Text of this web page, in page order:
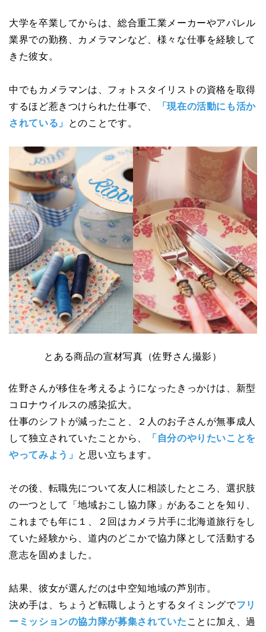
大学を卒業してからは、総合重工業メーカーやアパレル
業界での勤務、カメラマンなど、様々な仕事を経験して
きた彼女。
中でもカメラマンは、フォトスタイリストの資格を取得
するほど惹きつけられた仕事で、
「現在の活動にも活か
されている」
とのことです。
とある商品の宣材写真（佐野さん撮影）
佐野さんが移住を考えるようになったきっかけは、新型
コロナウイルスの感染拡大。
仕事のシフトが減ったこと、２人のお子さんが無事成人
して独立されていたことから、
「自分のやりたいことを
やってみよう」 と思い立ちます。
その後、転職先について友人に相談したところ、選択肢
の一つとして「地域おこし協力隊」があることを知り、
これまでも年に１、２回はカメラ片手に北海道旅行をし
ていた経験から、道内のどこかで協力隊として活動する
意志を固めました。
結果、彼女が選んだのは中空知地域の芦別市。
決め手は、ちょうど転職しようとするタイミングでフリ
ーミッションの協力隊が募集されていた ことに加え、過